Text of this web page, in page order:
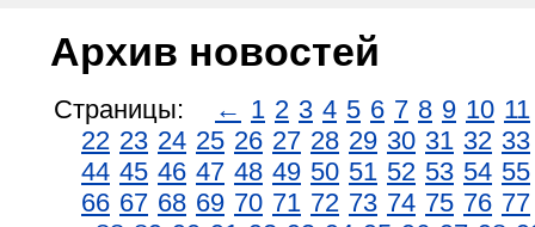
Архив новостей
Страницы: ← 1 2 3 4 5 6 7 8 9 10 11
22 23 24 25 26 27 28 29 30 31 32 33
44 45 46 47 48 49 50 51 52 53 54 55
66 67 68 69 70 71 72 73 74 75 76 77